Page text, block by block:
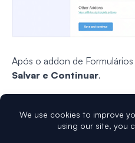
Após o addon de
Salvar e Continuar.